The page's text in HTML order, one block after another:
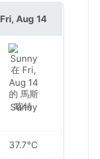
Fri, Aug 14
Sunny
37.7°C